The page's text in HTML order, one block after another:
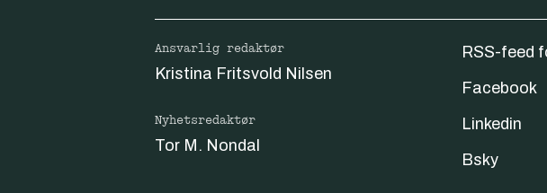
Ansvarlig redaktør
Kristina Fritsvold Nilsen
Nyhetsredaktør
Tor M. Nondal
RSS-feed
Facebook
Linkedin
Bsky